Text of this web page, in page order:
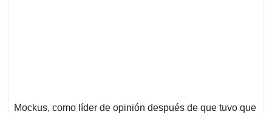
Mockus, como líder de opinión después de que tuvo que